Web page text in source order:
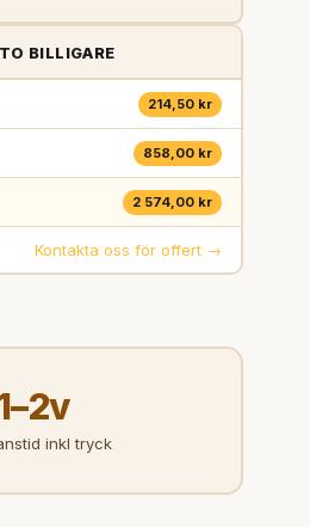
BILLIGARE
214,50 kr
858,00 kr
2 574,00 kr
Kontakta oss för offert →
inkl tryck